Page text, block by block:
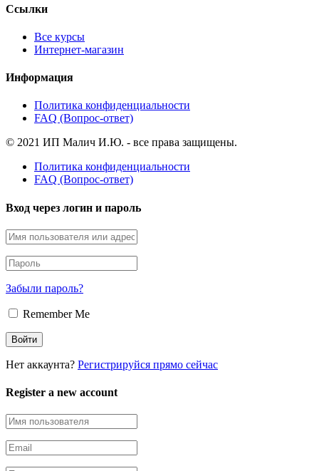
Ссылки
Все курсы
Интернет-магазин
Информация
Политика конфиденциальности
FAQ (Вопрос-ответ)
© 2021 ИП Малич И.Ю. - все права защищены.
Политика конфиденциальности
FAQ (Вопрос-ответ)
Вход через логин и пароль
Забыли пароль?
Remember Me
Нет аккаунта? Регистрируйся прямо сейчас
Register a new account